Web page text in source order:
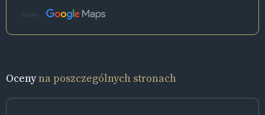
Źródło:
Ocenyna poszczególnych stronach